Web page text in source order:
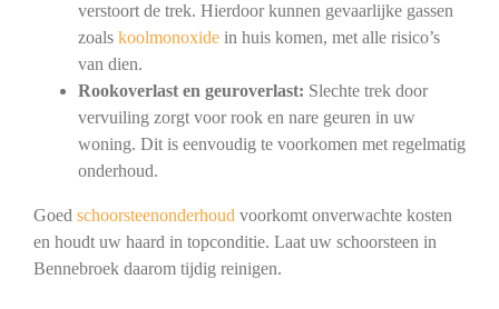
verstoort de trek. Hierdoor kunnen gevaarlijke gassen
zoals koolmonoxidein huis komen, met alle risico’s
van dien.
Rookoverlast en geuroverlast: Slechte trek door
vervuiling zorgt voor rook en nare geuren in uw
woning. Dit is eenvoudig te voorkomen met regelmatig
onderhoud.
Goed schoorsteenonderhoud voorkomt onverwachte kosten
en houdt uw haard in topconditie. Laat uw schoorsteen in
Bennebroek daarom tijdig reinigen.